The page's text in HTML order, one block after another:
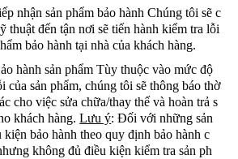
nhận sản phẩm bảo hành Chúng tôi sẽ c
thuật đến tận nơi sẽ tiến hành kiểm tra lỗi
bảo hành tại nhà của khách hàng.
hành sản phẩm Tùy thuộc vào mức độ
của sản phẩm, chúng tôi sẽ thông báo thờ
cho việc sửa chữa/thay thế và hoàn trả s
khách hàng. Lưu ý: Đối với những sản
kiện bảo hành theo quy định bảo hành c
không đủ điều kiện kiểm tra sản ph